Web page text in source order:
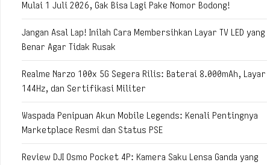
Mulai 1 Juli 2026, Gak Bisa Lagi Pake Nomor Bodong!
Jangan Asal Lap! Inilah Cara Membersihkan Layar TV LED yang
Benar Agar Tidak Rusak
Realme Narzo 100x 5G Segera Rilis: Baterai 8.000mAh, Layar
144Hz, dan Sertifikasi Militer
Waspada Penipuan Akun Mobile Legends: Kenali Pentingnya
Marketplace Resmi dan Status PSE
Review DJI Osmo Pocket 4P: Kamera Saku Lensa Ganda yang